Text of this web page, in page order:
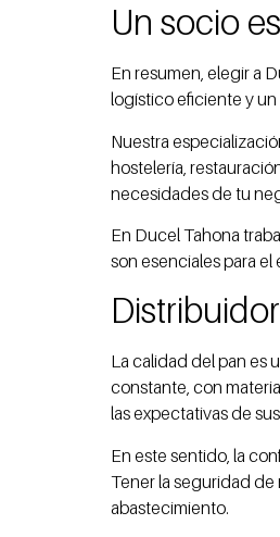
Un socio
En resumen, elegir a
logístico eficiente y
Nuestra
hostelería,
necesidades de tu
En Ducel Tahona
son esenciales para el
La calidad del pan es
constante, con
las expectativas de
En este sentido, la
Tener la seguridad de
abastecimiento.